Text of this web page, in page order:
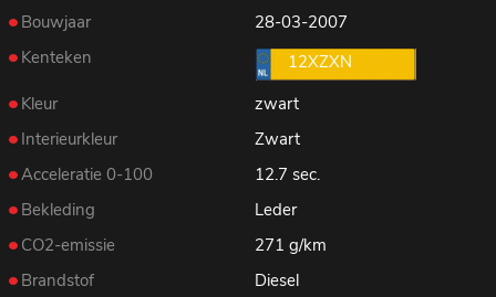
Bouwjaar
28-03-2007
Kenteken
12XZXN
Kleur
zwart
Interieurkleur
Zwart
Acceleratie 0-100
12.7 sec.
Bekleding
Leder
CO2-emissie
271 g/km
Brandstof
Diesel